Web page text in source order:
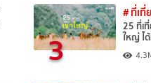
3
# ที่เที่
25 ที่เ
ใหญ่ ไ